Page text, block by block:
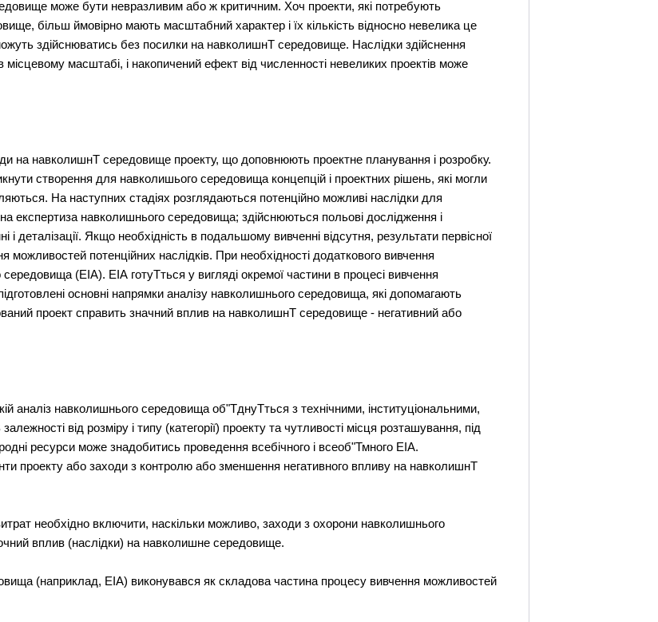
може бути невразливим або ж критичним. Хоч проекти, які потребують
більш ймовірно мають масштабний характер і їх кількість відносно невелика це
здійснюватись без посилки на навколишнТ середовище. Наслідки здійснення
масштабі, і накопичений ефект від численності невеликих проектів може
на навколишнТ середовище проекту, що доповнюють проектне планування і розробку.
створення для навколишього середовища концепцій і проектних рішень, які могли
На наступних стадіях розглядаються потенційно можливі наслідки для
експертиза навколишнього середовища; здійснюються польові дослідження і
деталізації. Якщо необхідність в подальшому вивченні відсутня, результати первісної
потенційних наслідків. При необхідності додаткового вивчення
(EIA). ЕІА готуТться у вигляді окремої частини в процесі вивчення
основні напрямки аналізу навколишнього середовища, які допомагають
проект справить значний вплив на навколишнТ середовище - негативний або
аналіз навколишнього середовища об"ТднуТться з технічними, інституціональними,
від розміру і типу (категорії) проекту та чутливості місця розташування, під
ресурси може знадобитись проведення всебічного і всеоб"Тмного ЕІА.
проекту або заходи з контролю або зменшення негативного впливу на навколишнТ
необхідно включити, наскільки можливо, заходи з охорони навколишнього
вплив (наслідки) на навколишне середовище.
(наприклад, ЕІА) виконувався як складова частина процесу вивчення можливостей